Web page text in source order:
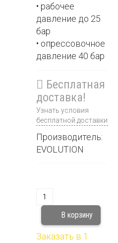
• рабочее
давление до 25
бар
• опрессовочное
давление 40 бар
Бесплатная
доставка!
Узнать условия
бесплатной доставки
Производитель:
EVOLUTION
Заказать в 1